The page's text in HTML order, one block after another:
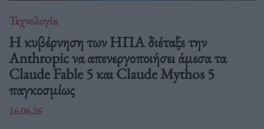
Τεχνολογία
Η κυβέρνηση των ΗΠΑ διέταξε την
Anthropic να απενεργοποιήσει άμεσα τα
Claude Fable 5 και Claude Mythos 5
παγκοσμίως
16.06.26